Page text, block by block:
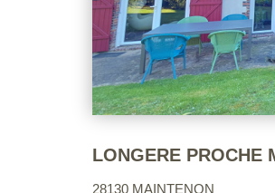
LONGERE PROCHE
28130 MAINTENON